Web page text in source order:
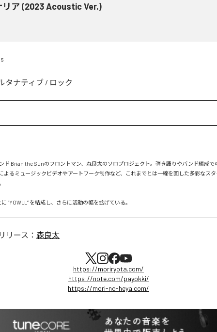
リア (2023 Acoustic Ver.)
タナティブ / ロック
ド Brian the Sunのフロントマン、森良太のソロプロジェクト。弾き語りやバンド編成で
よるミュージックビデオやアートワーク制作など、これまでとは一線を画した多彩なス
”YOWLL” を結成し、さらに活動の幅を拡げている。
リース： 森良太
https://moriryota.com/
https://note.com/payokki/
https://mori-no-heya.com/